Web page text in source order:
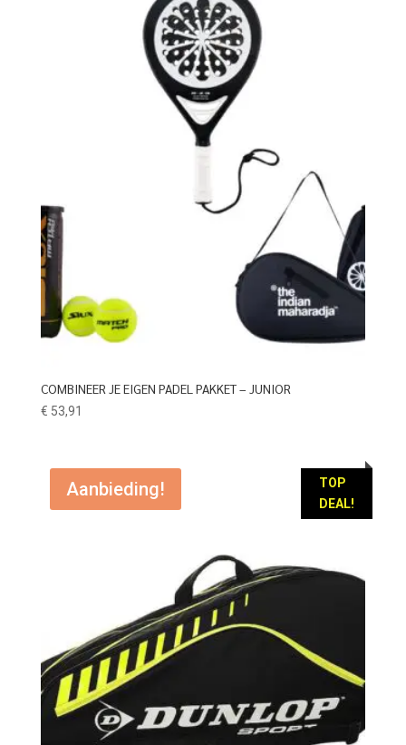
COMBINEER JE EIGEN PADEL PAKKET – JUNIOR
€ 53,91
TOP
DEAL!
Aanbieding!